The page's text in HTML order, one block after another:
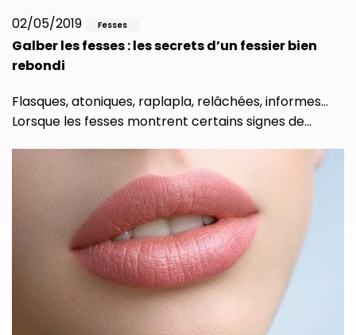
02/05/2019 Fesses
Galber les fesses : les secrets d’un fessier bien
rebondi
Flasques, atoniques, raplapla, relâchées, informes…
Lorsque les fesses montrent certains signes de…